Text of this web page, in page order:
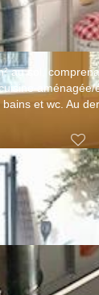
au sol,
aménagée/
et wc. Au